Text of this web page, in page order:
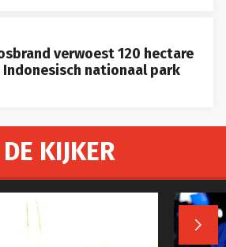
verwoest 120 hectare
Indonesisch nationaal park
KIJKER
